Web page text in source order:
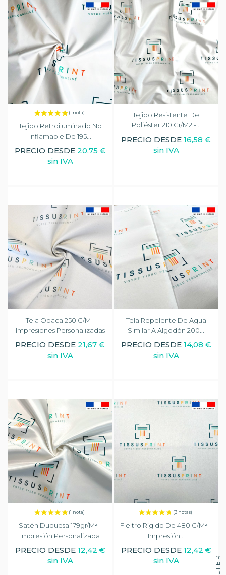
Tejido Retroiluminado No
Inflamable De 195...
PRECIO DESDE 20,75 €
sin IVA
Tejido Resistente De
Poliéster 210 Gr/m2 -...
PRECIO DESDE 16,58 €
sin IVA
Tela Opaca 250 G/m -
Impresiones Personalizadas
PRECIO DESDE 21,67 €
sin IVA
Tela Repelente De Agua
Similar A Algodón 200...
PRECIO DESDE 14,08 €
sin IVA
Satén Duquesa 179gr/m² -
Impresión Personalizada
PRECIO DESDE 12,42 €
sin IVA
Fieltro Rígido De 480 G/m² -
Impresión...
PRECIO DESDE 12,42 €
sin IVA
FILTER